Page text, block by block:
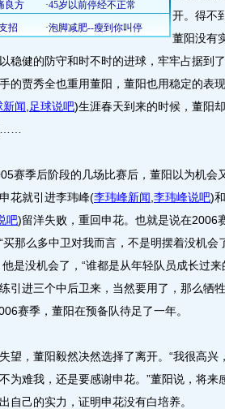
开。得不
董阳没有
稳健的防守和时不时的进球，牢牢占据到
的贾秀全也重用董阳，董阳也用稳定的表现
新闻 足球说吧)生涯春天到来的时候，董阳
……
季后阶段的几场比赛后，董阳以为机会
花就引进李玮峰(李玮峰新闻 李玮峰说吧)
吧)留洋失败，重回申花。也就是说在2006
那么多中卫对我而言，不是明摆着没机会
是没机会了，“谁都是从年轻队员成长过
引进三个中后卫来，当然要用了，那么牺
赛季，董阳在预备队待足了一年。
，董阳毅然决然选择了离开。“我很高兴
为难我，还是要感谢申花。”董阳说，将来
自己的实力，证明申花没有白培养。